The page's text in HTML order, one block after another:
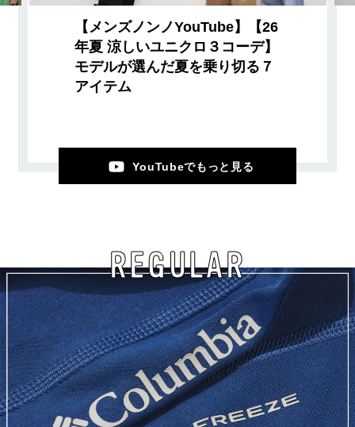
【メンズノンノYouTube】【26
年夏 涼しいユニクロ３コーデ】
モデルが選んだ夏を乗り切る７
アイテム
YouTubeでもっと見る
REGULAR